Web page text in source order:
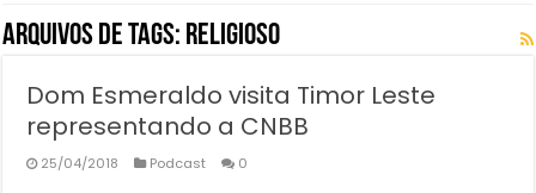
Arquivos de Tags: religioso
Dom Esmeraldo visita Timor Leste
representando a CNBB
25/04/2018 Podcast 0